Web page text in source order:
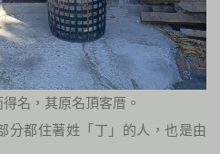
名，其原名頂客厝。
分都住著姓「丁」的人，也是由